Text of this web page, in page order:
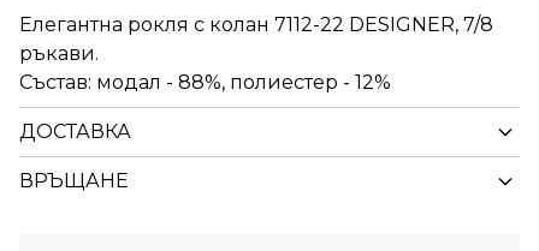
Елегантна рокля с колан 7112-22 DESIGNER, 7/8
ръкави.
Състав: модал - 88%, полиестер - 12%
ДОСТАВКА
ВРЪЩАНЕ